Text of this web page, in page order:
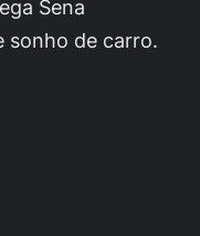
Sena
sonho de carro.